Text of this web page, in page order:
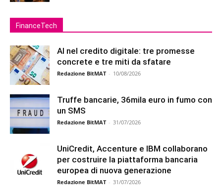
FinanceTech
AI nel credito digitale: tre promesse
concrete e tre miti da sfatare
Redazione BitMAT - 10/08/2026
Truffe bancarie, 36mila euro in fumo con
un SMS
Redazione BitMAT - 31/07/2026
UniCredit, Accenture e IBM collaborano
per costruire la piattaforma bancaria
europea di nuova generazione
Redazione BitMAT - 31/07/2026